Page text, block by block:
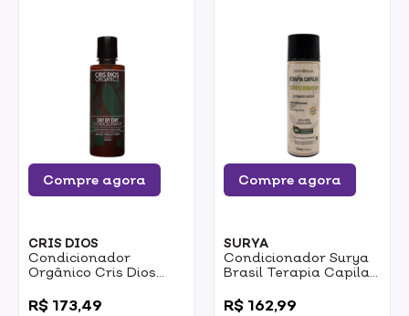
Compre agora
CRIS DIOS
Condicionador
Orgânico Cris Dios
E Maciez 250ml
R$ 173,49
Compre agora
SURYA
Condicionador Surya
Brasil Terapia Capilar
R$ 162,99